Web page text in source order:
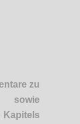
zu
sowie